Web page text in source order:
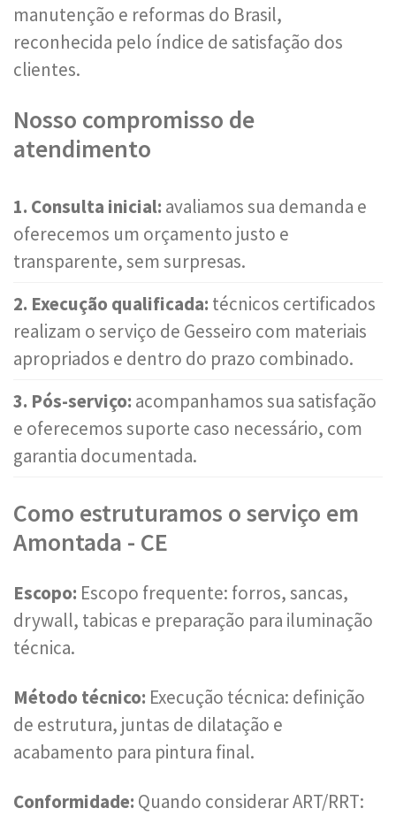
manutenção e reformas do Brasil,
reconhecida pelo índice de satisfação dos
clientes.
Nosso compromisso de
atendimento
1. Consulta inicial: avaliamos sua demanda e
oferecemos um orçamento justo e
transparente, sem surpresas.
2. Execução qualificada: técnicos certificados
realizam o serviço de Gesseiro com materiais
apropriados e dentro do prazo combinado.
3. Pós-serviço: acompanhamos sua satisfação
e oferecemos suporte caso necessário, com
garantia documentada.
Como estruturamos o serviço em
Amontada - CE
Escopo: Escopo frequente: forros, sancas,
drywall, tabicas e preparação para iluminação
técnica.
Método técnico: Execução técnica: definição
de estrutura, juntas de dilatação e
acabamento para pintura final.
Conformidade: Quando considerar ART/RRT: